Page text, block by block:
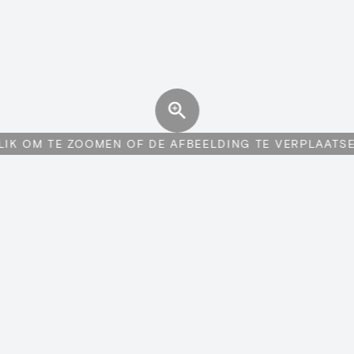
OM TE ZOOMEN OF DE AFBEELDING TE